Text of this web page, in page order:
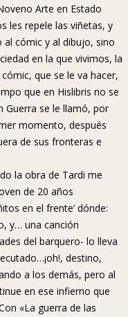
Arte en Estado
les repele las viñetas, y
cómic y al dibujo, sino
en la que vivimos, la
que se le va hacer,
que en Hislibris no se
Guerra se le llamó, por
momento, después
de sus fronteras e
la obra de Tardi me
de 20 años
en el frente’ dónde:
y… una canción
del barquero- lo lleva
destino,
a los demás, pero al
en ese infierno que
«La guerra de las